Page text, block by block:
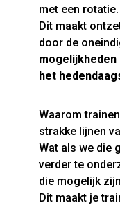
met een rotatie.
Dit maakt
door de
het
Waarom
strakke lijnen
Wat als we die
verder te
die mogelijk
Dit maakt je